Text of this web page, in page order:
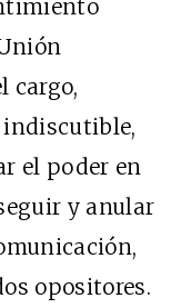
cargo,
el poder en
y anular
opositores.